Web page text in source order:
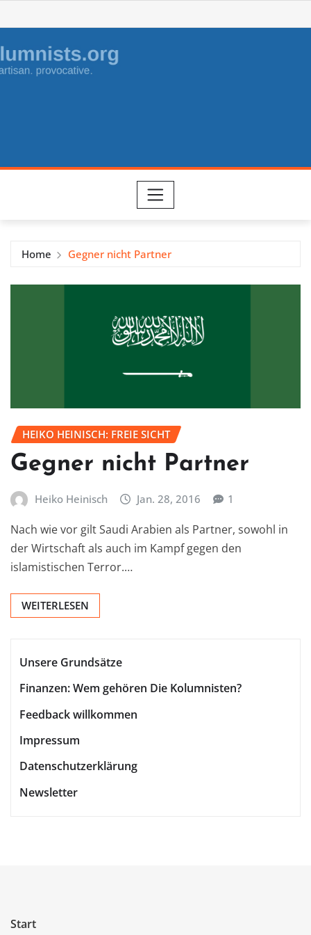
to
content
Home Gegner nicht Partner
HEIKO HEINISCH: FREIE SICHT
Gegner nicht Partner
Heiko Heinisch Jan. 28, 2016 1
Nach wie vor gilt Saudi Arabien als Partner, sowohl in
der Wirtschaft als auch im Kampf gegen den
islamistischen Terror.…
WEITERLESEN
Unsere Grundsätze
Finanzen: Wem gehören Die Kolumnisten?
Feedback willkommen
Impressum
Datenschutzerklärung
Newsletter
Start